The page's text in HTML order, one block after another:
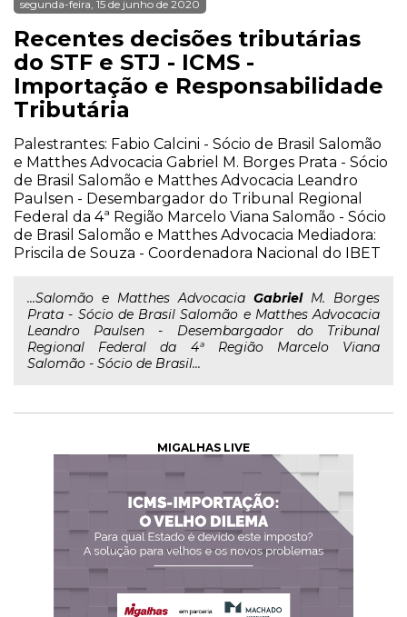
segunda-feira, 15 de junho de 2020
Recentes decisões tributárias
do STF e STJ - ICMS -
Importação e Responsabilidade
Tributária
Palestrantes: Fabio Calcini - Sócio de Brasil Salomão
e Matthes Advocacia Gabriel M. Borges Prata - Sócio
de Brasil Salomão e Matthes Advocacia Leandro
Paulsen - Desembargador do Tribunal Regional
Federal da 4ª Região Marcelo Viana Salomão - Sócio
de Brasil Salomão e Matthes Advocacia Mediadora:
Priscila de Souza - Coordenadora Nacional do IBET
...Salomão e Matthes Advocacia GabrielM. Borges
Prata - Sócio de Brasil Salomão e Matthes Advocacia
Leandro Paulsen - Desembargador do Tribunal
Regional Federal da 4ª Região Marcelo Viana
Salomão - Sócio de Brasil...
MIGALHAS LIVE